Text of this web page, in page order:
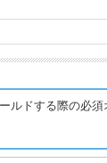
ドする際の必